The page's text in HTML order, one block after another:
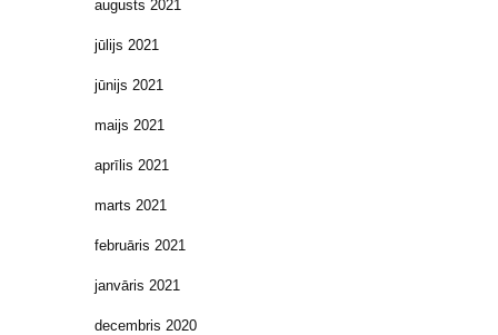
augusts 2021
jūlijs 2021
jūnijs 2021
maijs 2021
aprīlis 2021
marts 2021
februāris 2021
janvāris 2021
decembris 2020